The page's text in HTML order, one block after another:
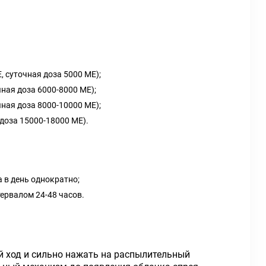
суточная доза 5000 ME);
доза 6000-8000 ME);
доза 8000-10000 ME);
15000-18000 ME).
в день однократно;
24-48 часов.
ход и сильно нажать на распылительный